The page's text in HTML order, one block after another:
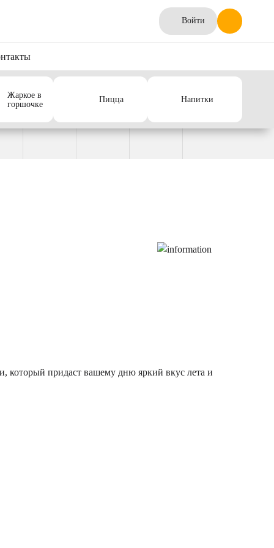
Войти
Жаркое в
горшочке
Пицца Напитки
который придаст вашему дню яркий вкус лета и